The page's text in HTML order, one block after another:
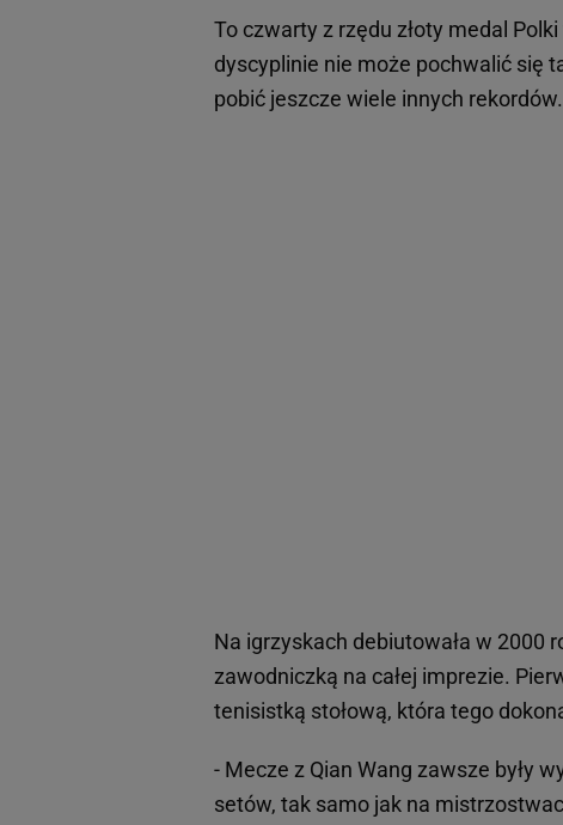
To czwarty z rzędu złoty medal
dyscyplinie nie może pochwalić się
pobić jeszcze wiele innych rekordów.
Na igrzyskach debiutowała w 2000
zawodniczką na całej imprezie.
tenisistką stołową, która tego
- Mecze z Qian Wang zawsze były
setów, tak samo jak na